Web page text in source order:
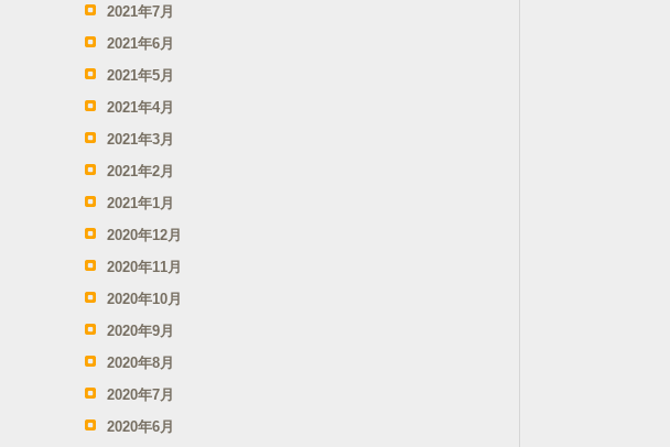
2021年7月
2021年6月
2021年5月
2021年4月
2021年3月
2021年2月
2021年1月
2020年12月
2020年11月
2020年10月
2020年9月
2020年8月
2020年7月
2020年6月